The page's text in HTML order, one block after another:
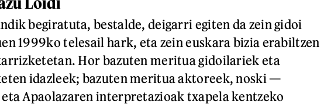
begiratuta, bestalde, deigarri egiten da zein gidoi
1999ko telesail hark, eta zein euskara bizia erabiltzen
Hor bazuten meritua gidoilariek eta
idazleek; bazuten meritua aktoreek, noski —
eta Apaolazaren interpretazioak txapela kentzeko